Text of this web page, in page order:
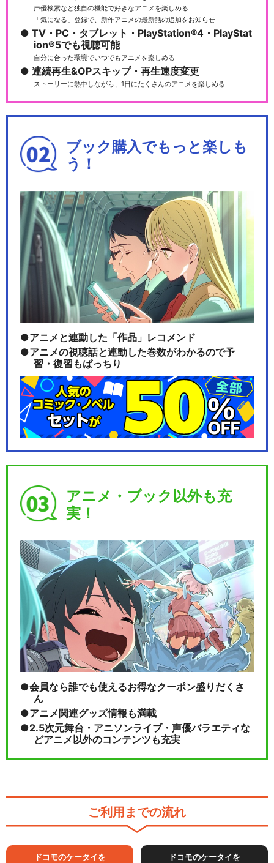
声優検索など独自の機能で好きなアニメを楽しめる
「気になる」登録で、新作アニメの最新話の追加をお知らせ
TV・PC・タブレット・PlayStation®4・PlayStat
ion®5でも視聴可能
自分に合った環境でいつでもアニメを楽しめる
連続再生&OPスキップ・再生速度変更
ストーリーに熱中しながら、1日にたくさんのアニメを楽しめる
ブック購入でもっと楽しも
う！
アニメと連動した「作品」レコメンド
アニメの視聴話と連動した巻数がわかるので予
習・復習もばっちり
アニメ・ブック以外も充
実！
会員なら誰でも使えるお得なクーポン盛りだくさ
ん
アニメ関連グッズ情報も満載
2.5次元舞台・アニソンライブ・声優バラエティな
どアニメ以外のコンテンツも充実
ご利用までの流れ
ドコモのケータイを
ドコモのケータイを